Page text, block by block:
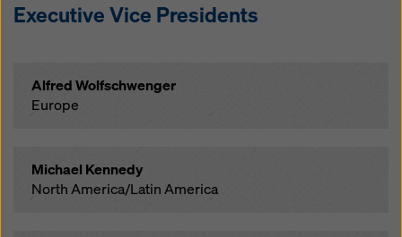
Executive Vice Presidents
Alfred Wolfschwenger
Europe
Michael Kennedy
North America/Latin America